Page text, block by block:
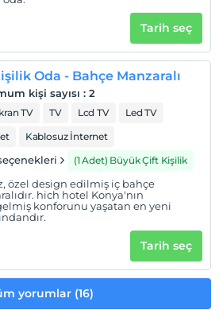
Tarih seç
Oda - Bahçe Manzaralı
kişi sayısı : 2
TV TV Lcd TV
Led TV
Kablosuz İnternet
(1 Adet) Büyük Çift Kişilik
özel design edilmiş iç bahçe
hich hotel Konya'nın
konforunu yaşatan en yeni
Tarih seç
yorumlar (16)